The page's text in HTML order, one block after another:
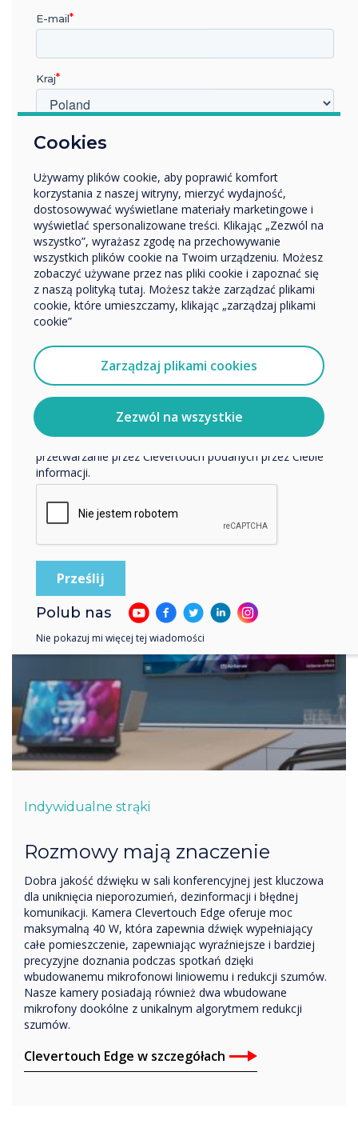
Kamera o rozdzielczości Ultra
HD 4K
Idealny obraz wysokiej jakości do wirtualnych, hybrydowych
spotkań na żywo. Clevercam zapewnia żywe, żywe obrazy
o jednolitej, wyraźnej jasności, intensywnym nałożeniu
kolorów, wysokiej rozdzielczości i fantastycznym
odwzorowaniu kolorów. CleverCam wykorzystuje algorytm
kamery na osobie mówiącej, jednocześnie zapewniając, że
inne osoby w kadrze nie będą widoczne.
pokój jest widoczny.
4k Ultra-wysoka rozdzielczość
Szerokie pole widzenia
Wbudowane dwa wielokierunkowe przetworniki
mikrofonowe z unikalnym algorytmem redukcji
szumów
Wykorzystuje lepszy algorytm wykrywania twarzy
Dowiedz się więcej o CleverCam
Indywidualne strąki
Rozmowy mają znaczenie
Dobra jakość dźwięku w sali konferencyjnej jest kluczowa
dla uniknięcia nieporozumień, dezinformacji i błędnej
komunikacji. Kamera Clevertouch Edge oferuje moc
maksymalną 40 W, która zapewnia dźwięk wypełniający
całe pomieszczenie, zapewniając wyraźniejsze i bardziej
precyzyjne doznania podczas spotkań dzięki
wbudowanemu mikrofonowi liniowemu i redukcji szumów.
Nasze kamery posiadają również dwa wbudowane
mikrofony dookólne z unikalnym algorytmem redukcji
szumów.
Clevertouch Edge w szczegółach
Cookies
Używamy plików cookie, aby poprawić komfort
korzystania z naszej witryny, mierzyć wydajność,
dostosowywać wyświetlane materiały marketingowe i
wyświetlać spersonalizowane treści. Klikając „Zezwól na
wszystko”, wyrażasz zgodę na przechowywanie
wszystkich plików cookie na Twoim urządzeniu. Możesz
zobaczyć używane przez nas pliki cookie i zapoznać się
z naszą polityką tutaj. Możesz także zarządzać plikami
cookie, które umieszczamy, klikając „zarządzaj plikami
cookie”
Zarządzaj plikami cookies
Zezwól na wszystkie
E-mail
Kraj
W jakiej branży pracujesz?
Przedsiębiorstwo
Inne
Nazwa firmy
Chcielibyśmy się z Tobą skontaktować w sprawie
naszych produktów i usług za pośrednictwem poczty
elektronicznej, telefonu lub poczty.
Clevertouch.
Aby uzyskać informacje o tym, jak gromadzimy i
wykorzystujemy Twoje dane osobowe, odwiedź naszą
politykę prywatności.
Klikając Wyślij, wyrażasz zgodę na przechowywanie i
przetwarzanie przez Clevertouch podanych przez Ciebie
informacji.
Polub nas
Nie pokazuj mi więcej tej wiadomości